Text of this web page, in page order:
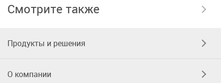
Смотрите также
Продукты и решения
О компании